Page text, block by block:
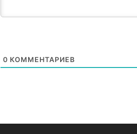
0 КОММЕНТАРИЕВ